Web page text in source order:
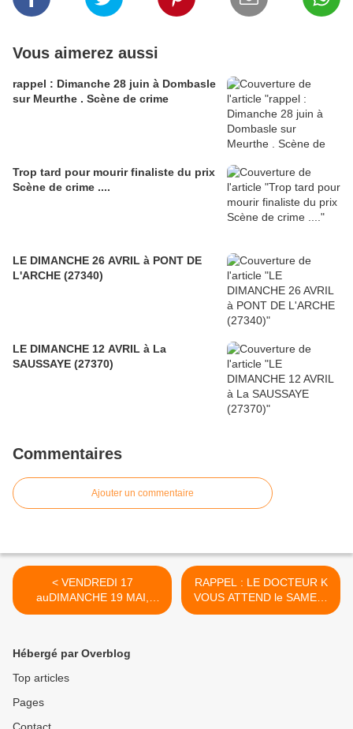
Vous aimerez aussi
rappel : Dimanche 28 juin à Dombasle
sur Meurthe . Scène de crime
Trop tard pour mourir finaliste du prix
Scène de crime ....
LE DIMANCHE 26 AVRIL à PONT DE
L'ARCHE (27340)
LE DIMANCHE 12 AVRIL à La
SAUSSAYE (27370)
Commentaires
Ajouter un commentaire
< VENDREDI 17
auDIMANCHE 19 MAI,
C'EST à VILLENEUVE sur
RAPPEL : LE DOCTEUR K
VOUS ATTEND le SAMEDI
25 MAI à la FNAC EVRY
Hébergé par Overblog
Top articles
Pages
Contact